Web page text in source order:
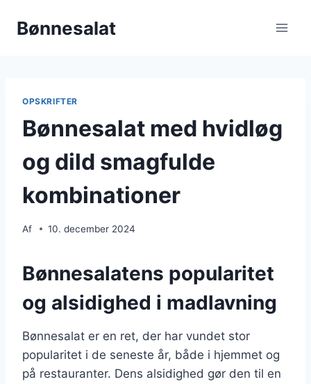
Bønnesalat
OPSKRIFTER
Bønnesalat med hvidløg
og dild smagfulde
kombinationer
Af 10. december 2024
Bønnesalatens popularitet
og alsidighed i madlavning
Bønnesalat er en ret, der har vundet stor
popularitet i de seneste år, både i hjemmet og
på restauranter. Dens alsidighed gør den til en